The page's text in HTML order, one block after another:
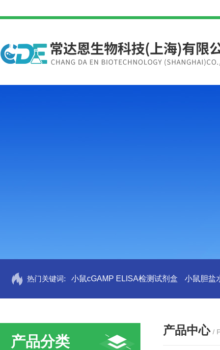
热门关键词: 小鼠cGAMP ELISA检测试剂盒 小鼠胆盐
产品分类
产品中心 /